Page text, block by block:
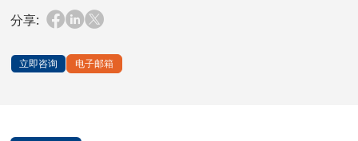
分享:
立即咨询 电子邮箱